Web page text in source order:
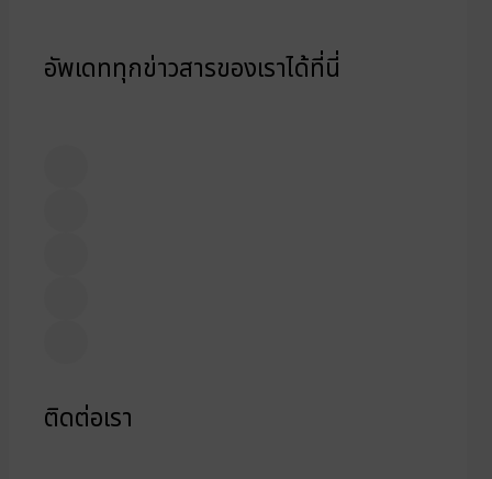
อัพเดททุกข่าวสารของเราได้ที่นี่
ติดต่อเรา